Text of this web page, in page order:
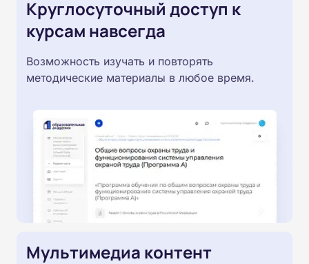
Круглосуточный доступ к
курсам навсегда
Возможность изучать и повторять
методические материалы в любое время.
Мультимедиа контент